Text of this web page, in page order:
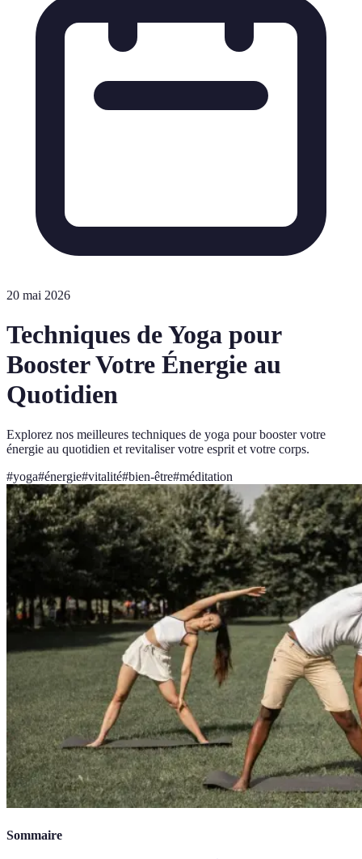
20 mai 2026
Techniques de Yoga pour
Booster Votre Énergie au
Quotidien
Explorez nos meilleures techniques de yoga pour booster votre
énergie au quotidien et revitaliser votre esprit et votre corps.
#yoga#énergie#vitalité#bien-être#méditation
Sommaire